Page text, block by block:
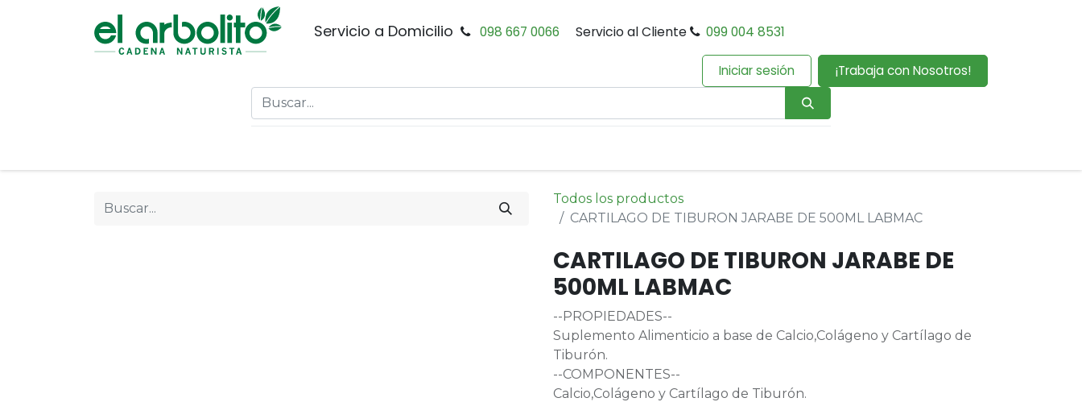
Servicio a Domicilio 098 667 0066 Servicio al Cliente 099 004 8531
Iniciar sesión ¡Trabaja con Nosotros!
Todos los productos
CARTILAGO DE TIBURON JARABE DE 500ML LABMAC
CARTILAGO DE TIBURON JARABE DE
500ML LABMAC
--PROPIEDADES--
Suplemento Alimenticio a base de Calcio,Colágeno y Cartílago de
Tiburón.
--COMPONENTES--
Calcio,Colágeno y Cartílago de Tiburón.